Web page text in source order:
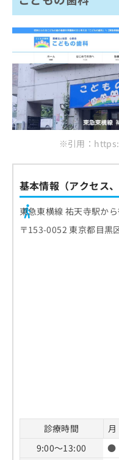
※引用：
基本情報（アクセス
東急東横線 祐天寺駅か
〒153-0052 東京都目黒
診療時間 月
9:00～13:00
●